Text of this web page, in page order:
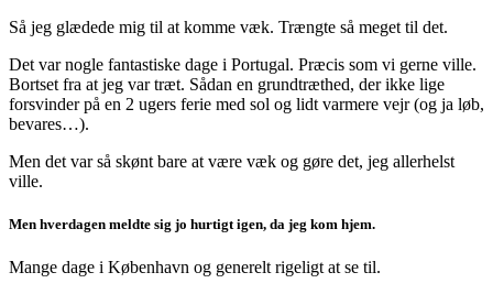
Så jeg glædede mig til at komme væk. Trængte så meget til det.
Det var nogle fantastiske dage i Portugal. Præcis som vi gerne ville.
Bortset fra at jeg var træt. Sådan en grundtræthed, der ikke lige
forsvinder på en 2 ugers ferie med sol og lidt varmere vejr (og ja løb,
bevares…).
Men det var så skønt bare at være væk og gøre det, jeg allerhelst
ville.
Men hverdagen meldte sig jo hurtigt igen, da jeg kom hjem.
Mange dage i København og generelt rigeligt at se til.